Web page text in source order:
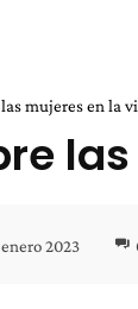
mujeres en la
2023